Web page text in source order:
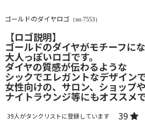
ゴールドのダイヤロゴ （no.7553）
【ロゴ説明】
ゴールドのダイヤがモチーフに
大人っぽいロゴです。
ダイヤの質感が伝わるような
シックでエレガントなデザインで
女性向けの、サロン、ショップや
ナイトラウンジ等にもオススメで
39人がタンクリストに登録しています 39